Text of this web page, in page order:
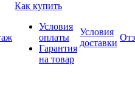
Как купить
Условия
оплаты
Гарантия
на товар
Условия
доставки